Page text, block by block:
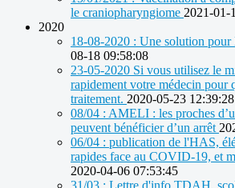
le craniopharyngiome 2021-01-
2020
18-08-2020 : Une solution
08-18 09:58:08
23-05-2020 Si vous utilisez le
rapidement votre médecin pour
traitement. 2020-05-23 12:39:28
08/04 : AMELI : les proches
peuvent bénéficier d’un arrêt
06/04 : publication de l'HAS,
rapides face au COVID-19, et
2020-04-06 07:53:45
31/03 : Lettre d'info TDAH,